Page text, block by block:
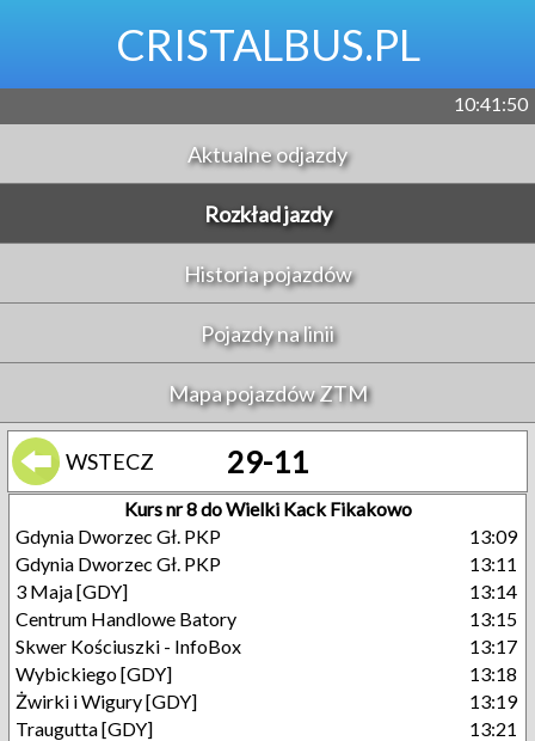
CRISTALBUS.PL
10:41:51
Aktualne odjazdy
Rozkład jazdy
Historia pojazdów
Pojazdy na linii
Mapa pojazdów ZTM
WSTECZ 29-11
Kurs nr 8 do Wielki Kack Fikakowo
Gdynia Dworzec Gł. PKP
13:09
Gdynia Dworzec Gł. PKP
13:11
3 Maja [GDY]
13:14
Centrum Handlowe Batory
13:15
Skwer Kościuszki - InfoBox
13:17
Wybickiego [GDY]
13:18
Żwirki i Wigury [GDY]
13:19
Traugutta [GDY]
13:21